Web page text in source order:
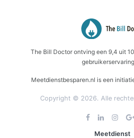
The Bill Doctorontving een 9,4 uit 10
Meetdienstbesparen.nl is een
Copyright © 2026. Alle
Meetdienst